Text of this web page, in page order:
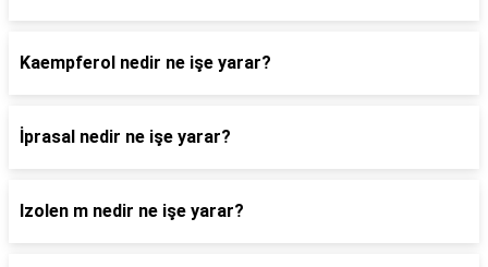
Kaempferol nedir ne işe yarar?
İprasal nedir ne işe yarar?
Izolen m nedir ne işe yarar?